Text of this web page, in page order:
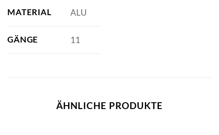
MATERIAL ALU
GÄNGE 11
ÄHNLICHE PRODUKTE